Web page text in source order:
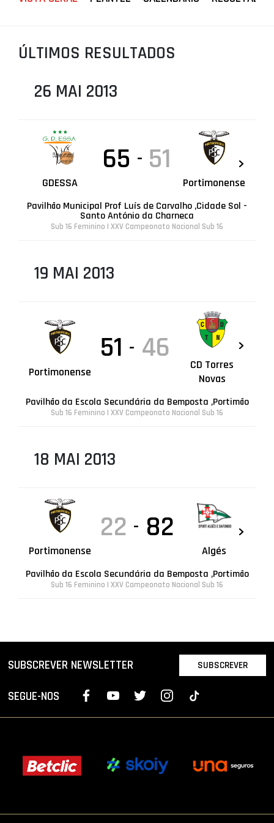
LIGA BETCLIC MASCULINA
LIGA BETCLIC FEMININA
ÚLTIMOS RESULTADOS
26 MAI 2013
GDESSA
65 - 51
Portimonense
Pavilhão Municipal Prof Luís de Carvalho ,Cidade Sol -
Santo António da Charneca
Sub 16 Feminino | XXV Campeonato Nacional Sub 16
19 MAI 2013
Portimonense
51 - 46
CD Torres
Novas
Pavilhão da Escola Secundária da Bemposta ,Portimão
Sub 16 Feminino | XXV Campeonato Nacional Sub 16
18 MAI 2013
Portimonense
22 - 82
Algés
Pavilhão da Escola Secundária da Bemposta ,Portimão
Sub 16 Feminino | XXV Campeonato Nacional Sub 16
SUBSCREVER NEWSLETTER SUBSCREVER
SEGUE-NOS